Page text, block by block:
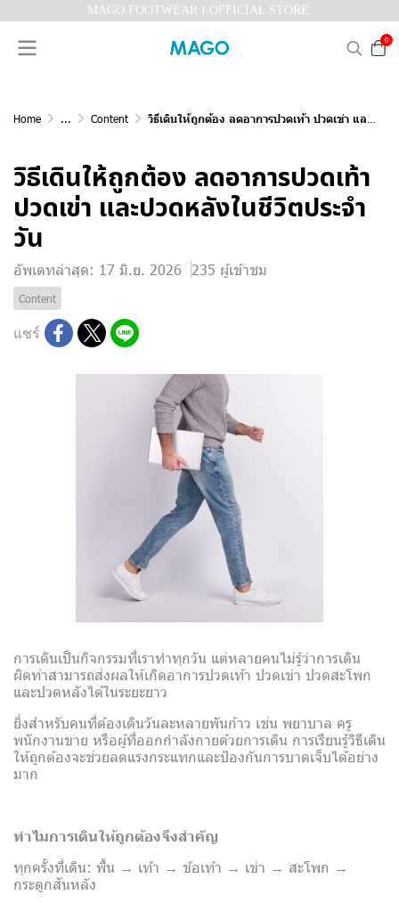
MAGO FOOTWEAR I OFFICIAL STORE
0
Home ... Content วิธีเดินให้ถูกต้อง ลดอาการปวดเท้า ปวดเข่า และปวดหลังในชีวิตประจำวัน
วิธีเดินให้ถูกต้อง ลดอาการปวดเท้า
ปวดเข่า และปวดหลังในชีวิตประจำ
วัน
อัพเดทล่าสุด: 17 มิ.ย. 2026 235 ผู้เข้าชม
Content
แชร์
การเดินเป็นกิจกรรมที่เราทำทุกวัน แต่หลายคนไม่รู้ว่าการเดิน
ผิดท่าสามารถส่งผลให้เกิดอาการปวดเท้า ปวดเข่า ปวดสะโพก
และปวดหลังได้ในระยะยาว
ยิ่งสำหรับคนที่ต้องเดินวันละหลายพันก้าว เช่น พยาบาล ครู
พนักงานขาย หรือผู้ที่ออกกำลังกายด้วยการเดิน การเรียนรู้วิธีเดิน
ให้ถูกต้องจะช่วยลดแรงกระแทกและป้องกันการบาดเจ็บได้อย่าง
มาก
ทำไมการเดินให้ถูกต้องจึงสำคัญ
ทุกครั้งที่เดิน: พื้น → เท้า → ข้อเท้า → เข่า → สะโพก →
กระดูกสันหลัง